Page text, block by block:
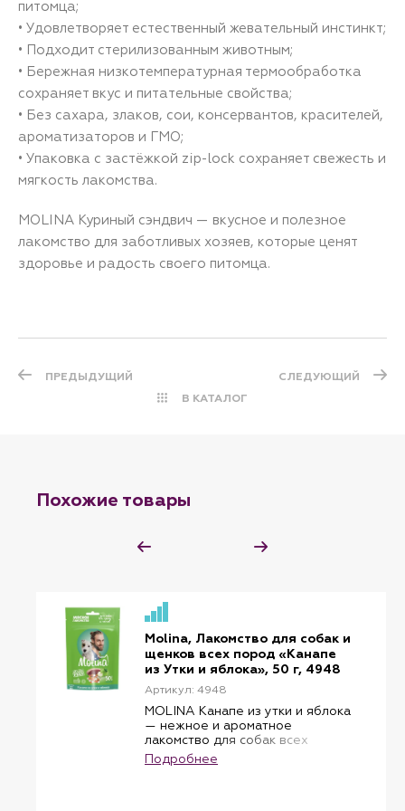
питомца;
• Удовлетворяет естественный жевательный инстинкт;
• Подходит стерилизованным животным;
• Бережная низкотемпературная термообработка
сохраняет вкус и питательные свойства;
• Без сахара, злаков, сои, консервантов, красителей,
ароматизаторов и ГМО;
• Упаковка с застёжкой zip-lock сохраняет свежесть и
мягкость лакомства.
MOLINA Куриный сэндвич — вкусное и полезное
лакомство для заботливых хозяев, которые ценят
здоровье и радость своего питомца.
ПРЕДЫДУЩИЙ
В КАТАЛОГ
СЛЕДУЮЩИЙ
Похожие товары
Molina, Лакомство для собак и
щенков всех пород «Канапе
из Утки и яблока», 50 г, 4948
Артикул: 4948
MOLINA Канапе из утки и яблока
— нежное и ароматное
лакомство для собак всех
пород и щенков. Сочетает
отборное филе утки, курицы и
Подробнее